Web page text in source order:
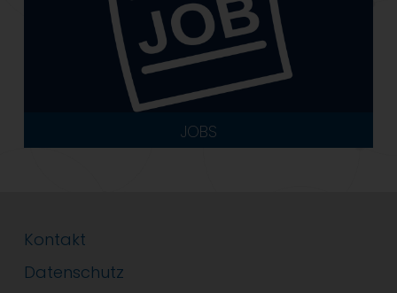
JOBS
Kontakt
Datenschutz